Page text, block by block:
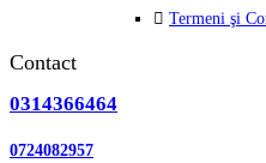
Termeni şi
Contact
0314366464
0724082957